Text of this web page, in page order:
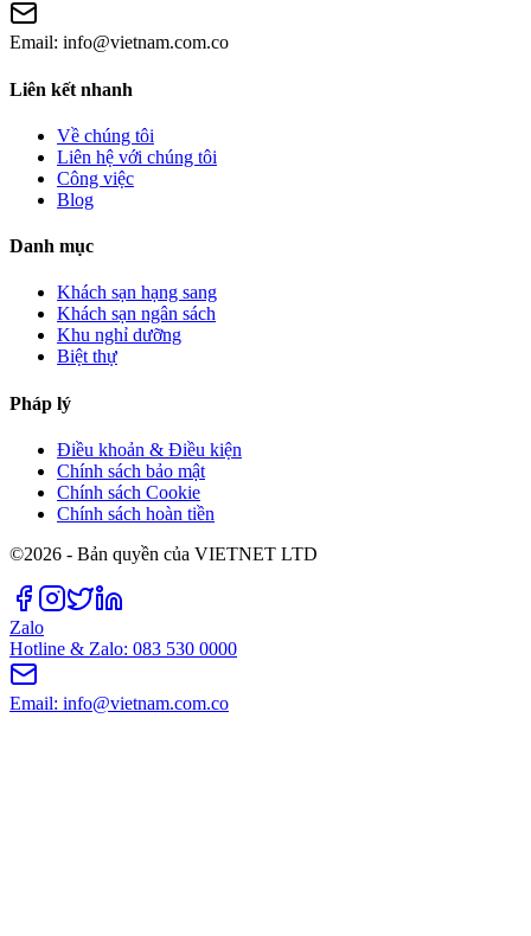
Email: info@vietnam.com.co
Liên kết nhanh
Về chúng tôi
Liên hệ với chúng tôi
Công việc
Blog
Danh mục
Khách sạn hạng sang
Khách sạn ngân sách
Khu nghỉ dưỡng
Biệt thự
Pháp lý
Điều khoản & Điều kiện
Chính sách bảo mật
Chính sách Cookie
Chính sách hoàn tiền
©2026 - Bản quyền của VIETNET LTD
Zalo
Hotline & Zalo: 083 530 0000
Email: info@vietnam.com.co